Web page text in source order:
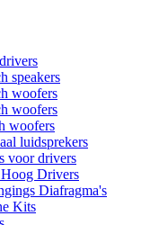
speakers
woofers
woofers
woofers
luidsprekers
voor drivers
Drivers
Diafragma's
Kits